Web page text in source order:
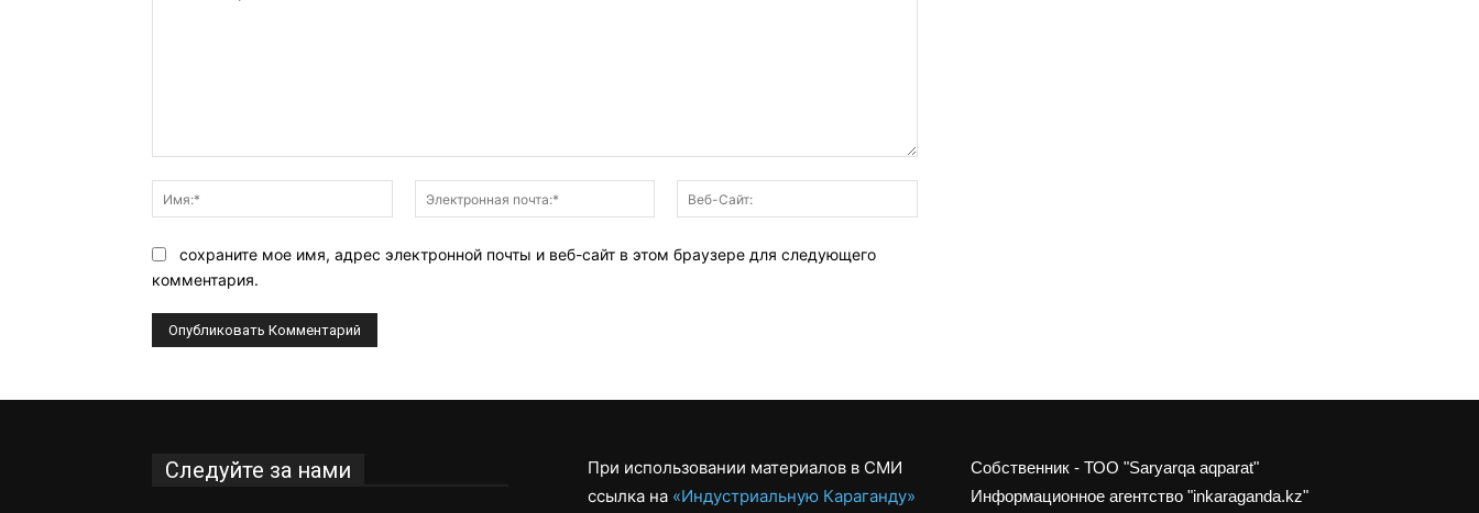
Имя:*
Электронная
почта:*
Сайт:
сохраните мое имя, адрес электронной почты и веб-сайт в этом браузере для следующего
комментария.
Следуйте за нами
При использовании материалов в СМИ
ссылка на «Индустриальную Караганду»
Собственник - ТОО "Saryarqa aqparat"
Информационное агентство "inkaraganda.kz"